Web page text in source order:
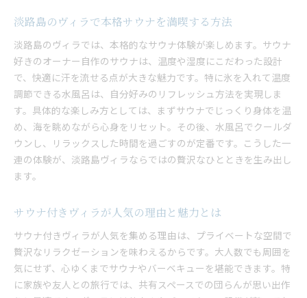
淡路島のヴィラで本格サウナを満喫する方法
淡路島のヴィラでは、本格的なサウナ体験が楽しめます。サウナ
好きのオーナー自作のサウナは、温度や湿度にこだわった設計
で、快適に汗を流せる点が大きな魅力です。特に氷を入れて温度
調節できる水風呂は、自分好みのリフレッシュ方法を実現しま
す。具体的な楽しみ方としては、まずサウナでじっくり身体を温
め、海を眺めながら心身をリセット。その後、水風呂でクールダ
ウンし、リラックスした時間を過ごすのが定番です。こうした一
連の体験が、淡路島ヴィラならではの贅沢なひとときを生み出し
ます。
サウナ付きヴィラが人気の理由と魅力とは
サウナ付きヴィラが人気を集める理由は、プライベートな空間で
贅沢なリラクゼーションを味わえるからです。大人数でも周囲を
気にせず、心ゆくまでサウナやバーベキューを堪能できます。特
に家族や友人との旅行では、共有スペースでの団らんが思い出作